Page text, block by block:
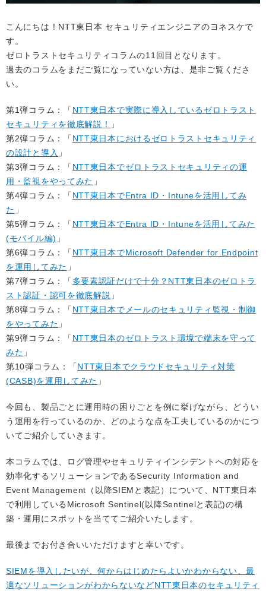
こんにちは！NTT東日本 セキュリティエンジニアのヨネスケで
す。
ゼロトラストセキュリティコラムの11回目となります。
過去のコラムをまだご覧になっていない方は、是非ご覧くださ
い。
第1弾コラム：「 NTT東日本で実際に導入しているゼロトラスト
セキュリティを徹底解説！
」
第2弾コラム：「 NTT東日本におけるゼロトラストセキュリティ
の設計と導入 」
第3弾コラム：「 NTT東日本でゼロトラストセキュリティの運
用・監視をやってみた 」
第4弾コラム：「 NTT東日本でEntra ID・Intuneを活用してみ
た 」
第5弾コラム：「 NTT東日本でEntra ID・Intuneを活用してみた
(モバイル編) 」
第6弾コラム：「 NTT東日本でMicrosoft Defender for Endpoint
を運用してみた 」
第7弾コラム：「 多要素認証だけで十分？NTT東日本のゼロトラ
スト認証・認可を徹底解説 」
第8弾コラム：「 NTT東日本でメールのセキュリティ監視・制御
をやってみた 」
第9弾コラム：「 NTT東日本のゼロトラスト環境で端末を守って
みた 」
第10弾コラム：「NTT東日本でクラウドセキュリティ対策
(CASB)を運用してみた 」
今回も、製品ごとに運用時の困りごとを例に挙げながら、どうい
う運用を行っているのか、どのような点を工夫しているのかにつ
いてご紹介していきます。
本コラムでは、ログ管理やセキュリティインシデントへの対応を
効率化するソリューションであるSecurity Information and
Event Management（以降SIEMと表記）について、NTT東日本
で利用しているMicrosoft Sentinel(以降Sentinelと表記)の構
築・運用にスポットを当ててご紹介いたします。
最後までお付き合いいただけますと幸いです。
SIEMを導入したいが、何からはじめたらよいかわからない、最
適なソリューションがわからないなどNTT東日本のセキュリティ